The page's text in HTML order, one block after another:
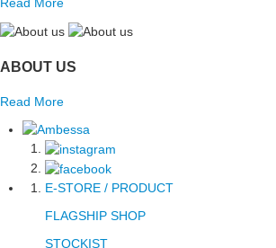
ABOUT US
Read More
E-STORE / PRODUCT
FLAGSHIP SHOP
STOCKIST